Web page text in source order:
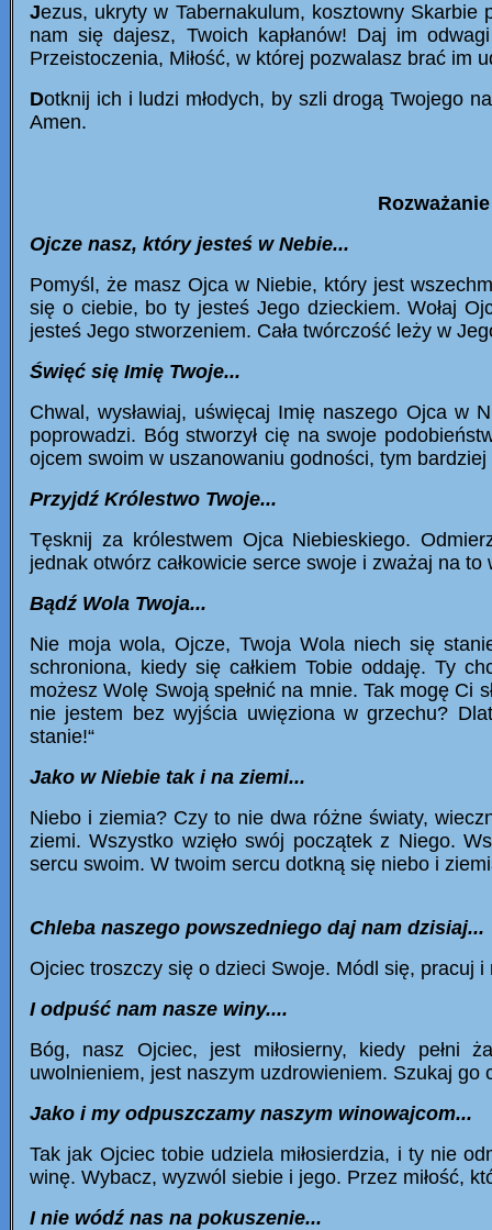
Jezus, ukryty w Tabernakulum, kosztowny
nam się dajesz, Twoich kapłanów! Daj im
Przeistoczenia, Miłość, w której pozwalasz brać im
Dotknij ich i ludzi młodych, by szli drogą Twojego
Amen.
Ojcze nasz, który jesteś w Nebie...
Pomyśl, że masz Ojca w Niebie, który jest
się o ciebie, bo ty jesteś Jego dzieckiem. Wołaj
jesteś Jego stworzeniem. Cała twórczość leży w
Święć się Imię Twoje...
Chwal, wysławiaj, uświęcaj Imię naszego Ojca w
poprowadzi. Bóg stworzył cię na swoje
ojcem swoim w uszanowaniu godności, tym
Przyjdź Królestwo Twoje...
Tęsknij za królestwem Ojca Niebieskiego.
jednak otwórz całkowicie serce swoje i zważaj na to
Bądź Wola Twoja...
Nie moja wola, Ojcze, Twoja Wola niech się
schroniona, kiedy się całkiem Tobie oddaję. Ty
możesz Wolę Swoją spełnić na mnie. Tak mogę Ci
nie jestem bez wyjścia uwięziona w grzechu?
stanie!“
Jako w Niebie tak i na ziemi...
Niebo i ziemia? Czy to nie dwa różne światy,
ziemi. Wszystko wzięło swój początek z Niego.
sercu swoim. W twoim sercu dotkną się niebo i
Chleba naszego powszedniego daj nam dzisiaj...
Ojciec troszczy się o dzieci Swoje. Módl się, pracuj
I odpuść nam nasze winy....
Bóg, nasz Ojciec, jest miłosierny, kiedy pełni
uwolnieniem, jest naszym uzdrowieniem. Szukaj
Jako i my odpuszczamy naszym winowajcom...
Tak jak Ojciec tobie udziela miłosierdzia, i ty nie
winę. Wybacz, wyzwól siebie i jego. Przez miłość,
I nie wódź nas na pokuszenie...